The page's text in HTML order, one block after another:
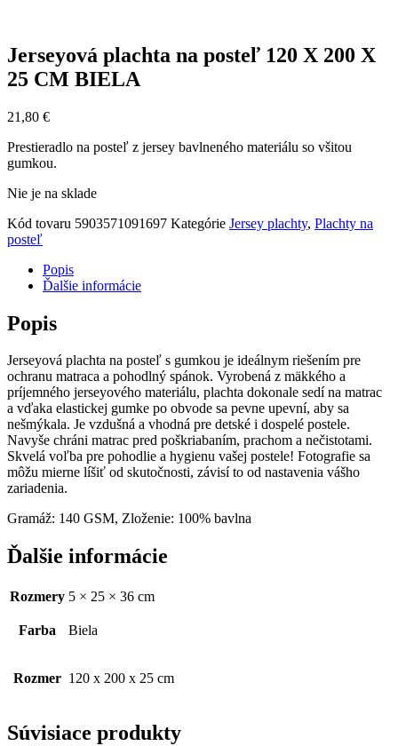
Jerseyová plachta na posteľ 120 X 200 X
25 CM BIELA
21,80 €
Prestieradlo na posteľ z jersey bavlneného materiálu so všitou
gumkou.
Nie je na sklade
Kód tovaru 5903571091697 Kategórie Jersey plachty, Plachty na
posteľ
Popis
Ďalšie informácie
Popis
Jerseyová plachta na posteľ s gumkou je ideálnym riešením pre
ochranu matraca a pohodlný spánok. Vyrobená z mäkkého a
príjemného jerseyového materiálu, plachta dokonale sedí na matrac
a vďaka elastickej gumke po obvode sa pevne upevní, aby sa
nešmýkala. Je vzdušná a vhodná pre detské i dospelé postele.
Navyše chráni matrac pred poškriabaním, prachom a nečistotami.
Skvelá voľba pre pohodlie a hygienu vašej postele! Fotografie sa
môžu mierne líšiť od skutočnosti, závisí to od nastavenia vášho
zariadenia.
Gramáž: 140 GSM, Zloženie: 100% bavlna
Ďalšie informácie
Rozmery 5 × 25 × 36 cm
Farba Biela
Rozmer 120 x 200 x 25 cm
Súvisiace produkty